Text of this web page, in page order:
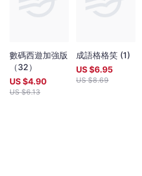
數碼西遊加強版
（32）
US $4.90
US $6.13
成語格格笑 (1)
US $6.95
US $8.69